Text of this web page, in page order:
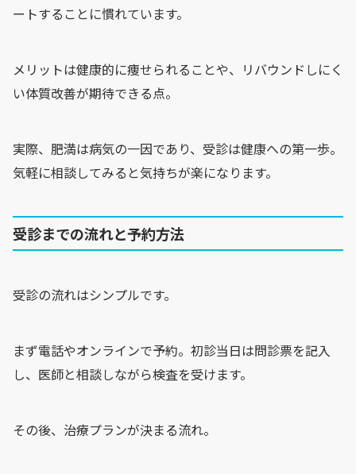
ートすることに慣れています。
メリットは健康的に痩せられることや、リバウンドしにく
い体質改善が期待できる点。
実際、肥満は病気の一因であり、受診は健康への第一歩。
気軽に相談してみると気持ちが楽になります。
受診までの流れと予約方法
受診の流れはシンプルです。
まず電話やオンラインで予約。初診当日は問診票を記入
し、医師と相談しながら検査を受けます。
その後、治療プランが決まる流れ。